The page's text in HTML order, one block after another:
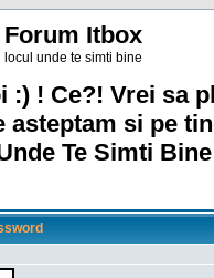
Forum Itbox
locul unde te simti bine
! Ce?! Vrei sa
asteptam si pe
Te Simti